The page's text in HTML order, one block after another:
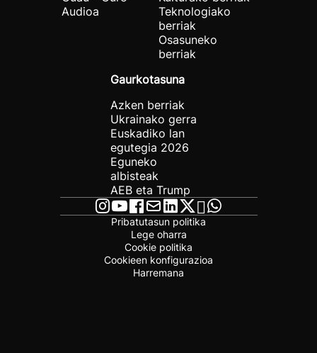
Audioa
Teknologiako
berriak
Osasuneko
berriak
Gaurkotasuna
Azken berriak
Ukrainako gerra
Euskadiko lan
egutegia 2026
Eguneko
albisteak
AEB eta Trump
Pribatutasun politika
Lege oharra
Cookie politika
Cookieen konfigurazioa
Harremana